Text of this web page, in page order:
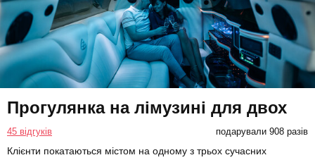
Прогулянка на лімузині для двох
45 відгуків подарували 908 разів
Клієнти покатаються містом на одному з трьох сучасних